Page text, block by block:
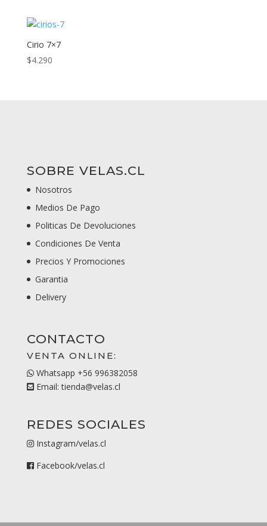
Cirio 7×7
$4.290
SOBRE VELAS.CL
Nosotros
Medios De Pago
Politicas De Devoluciones
Condiciones De Venta
Precios Y Promociones
Garantia
Delivery
CONTACTO
VENTA ONLINE:
Whatsapp +56 996382058
Email: tienda@velas.cl
REDES SOCIALES
Instagram/velas.cl
Facebook/velas.cl